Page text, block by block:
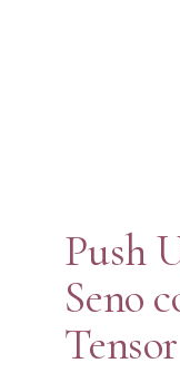
Push
Seno
Tensor